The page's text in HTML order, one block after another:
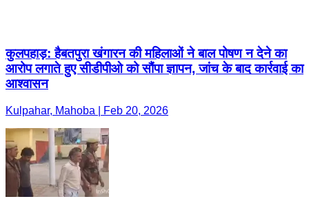
कुलपहाड़: हैबतपुरा खंगारन की महिलाओं ने बाल पोषण न देने का
आरोप लगाते हुए सीडीपीओ को सौंपा ज्ञापन, जांच के बाद कार्रवाई का
आश्वासन
Kulpahar, Mahoba | Feb 20, 2026